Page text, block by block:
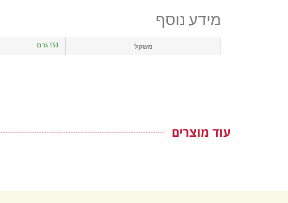
מידע נוסף
משקל 150 גרם
עוד מוצרים